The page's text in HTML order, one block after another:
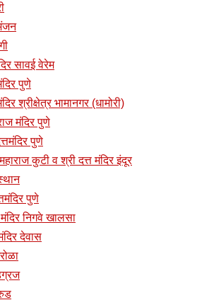
सावई वेरेम
पुणे
श्रीक्षेत्र भामानगर (धामोरी)
मंदिर पुणे
पुणे
कुटी व श्री दत्त मंदिर इंदूर
पुणे
निगवे खालसा
देवास